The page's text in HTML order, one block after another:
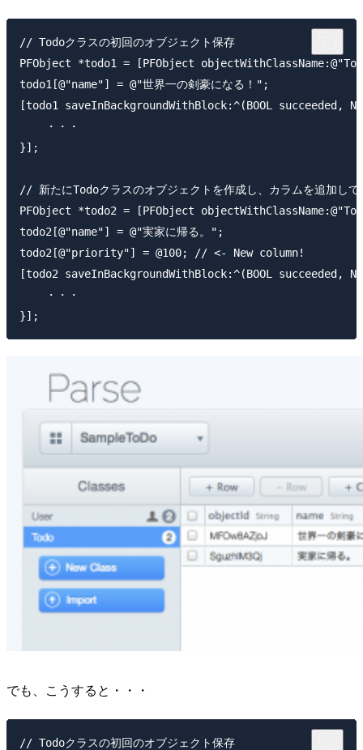
// Todoクラスの初回のオブジェクト保存
PFObject *todo1 = [PFObject
todo1[@"name"] = @"世界一の剣豪になる！";
[todo1 saveInBackgroundWithBlock:^(BOOL succeeded,
    ・・・
}];
// 新たにTodoクラスのオブジェクトを作成し、カラムを追加して
PFObject *todo2 = [PFObject
todo2[@"name"] = @"実家に帰る。";
todo2[@"priority"] = @100; // <- New column!
[todo2 saveInBackgroundWithBlock:^(BOOL succeeded,
    ・・・
でも、こうすると・・・
// Todoクラスの初回のオブジェクト保存